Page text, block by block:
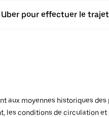
pour effectuer le
aux moyennes historiques
les conditions de circulation